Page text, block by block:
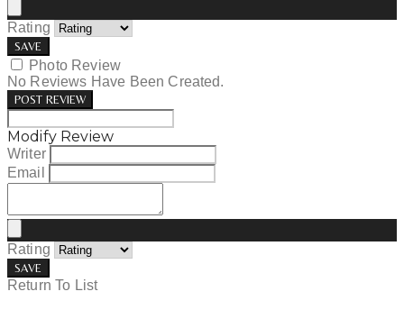
Rating
SAVE
Photo Review
No Reviews Have Been Created.
POST REVIEW
Modify Review
Writer
Email
Rating
SAVE
Return To List